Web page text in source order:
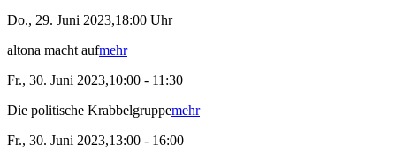
Do., 29. Juni 2023,18:00 Uhr
altona macht aufmehr
Fr., 30. Juni 2023,10:00 - 11:30
Die politische Krabbelgruppemehr
Fr., 30. Juni 2023,13:00 - 16:00